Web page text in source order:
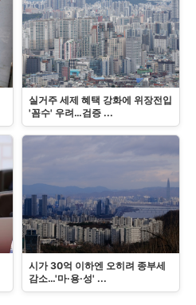
실거주 세제 혜택 강화에 위장전입
'꼼수' 우려…검증 ...
시가 30억 이하엔 오히려 종부세
감소…'마·용·성' ...